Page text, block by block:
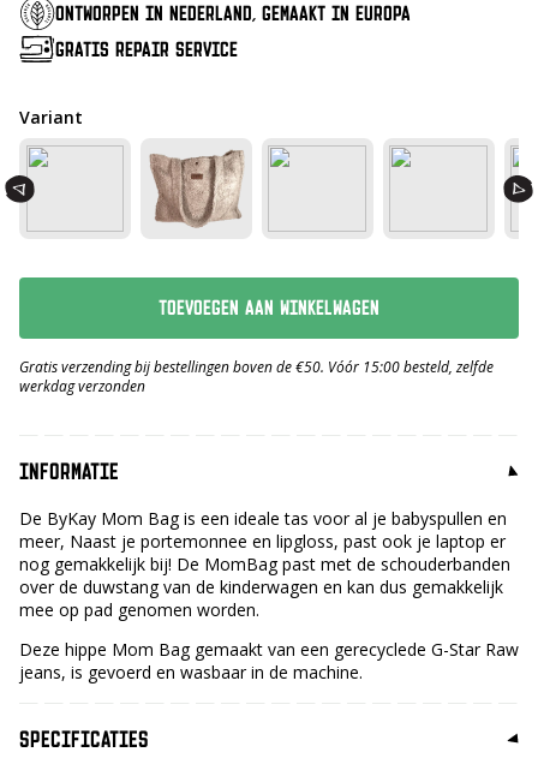
ONTWORPEN IN NEDERLAND, GEMAAKT IN EUROPA
GRATIS REPAIR SERVICE
Variant
TOEVOEGEN AAN WINKELWAGEN
Gratis verzending bij bestellingen boven de €50. Vóór 15:00 besteld, zelfde
werkdag verzonden
INFORMATIE
De ByKay Mom Bag is een ideale tas voor al je babyspullen en
meer, Naast je portemonnee en lipgloss, past ook je laptop er
nog gemakkelijk bij! De MomBag past met de schouderbanden
over de duwstang van de kinderwagen en kan dus gemakkelijk
mee op pad genomen worden.
Deze hippe Mom Bag gemaakt van een gerecyclede G-Star Raw
jeans, is gevoerd en wasbaar in de machine.
SPECIFICATIES